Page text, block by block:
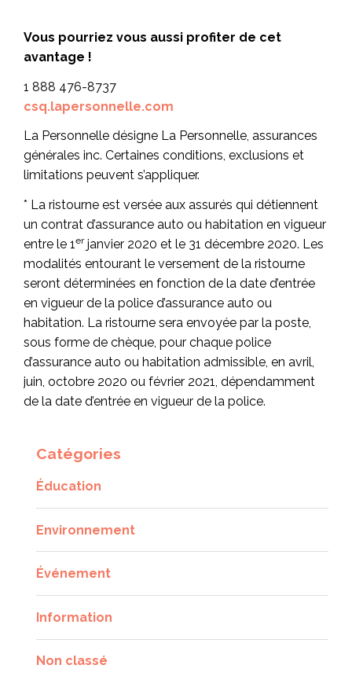
Vous pourriez vous aussi profiter de cet
avantage !
1 888 476-8737
csq.lapersonnelle.com
La Personnelle désigne La Personnelle, assurances
générales inc. Certaines conditions, exclusions et
limitations peuvent s’appliquer.
* La ristourne est versée aux assurés qui détiennent
un contrat d’assurance auto ou habitation en vigueur
entre le 1erjanvier 2020 et le 31 décembre 2020. Les
modalités entourant le versement de la ristourne
seront déterminées en fonction de la date d’entrée
en vigueur de la police d’assurance auto ou
habitation. La ristourne sera envoyée par la poste,
sous forme de chèque, pour chaque police
d’assurance auto ou habitation admissible, en avril,
juin, octobre 2020 ou février 2021, dépendamment
de la date d’entrée en vigueur de la police.
Catégories
Éducation
Environnement
Événement
Information
Non classé